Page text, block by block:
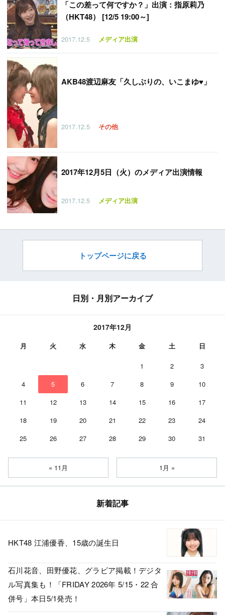
「この差って何ですか？」出演：指原莉乃
（HKT48） [12/5 19:00～]
2017.12.5 メディア出演
AKB48渡辺麻友「久しぶりの、いこまゆ♥」
2017.12.5 その他
2017年12月5日（火）のメディア出演情報
2017.12.5 メディア出演
トップページに戻る
日別・月別アーカイブ
2017年12月
月 火 水 木 金 土 日
1 2
3
4
5 6 7 8 9
10
11
12 13 14 15 16
17
18
19 20 21 22 23
24
25
26 27 28 29 30 31
« 11月 1月 »
新着記事
HKT48 江浦優香、15歳の誕生日
石川花音、田野優花、グラビア掲載！デジタ
ル写真集も！「FRIDAY 2026年 5/15・22 合
併号」本日5/1発売！